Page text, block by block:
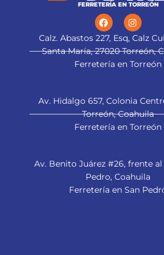
FERRETERÍA EN TORREÓN
Calz. Abastos 227, Esq, Calz
Santa María, 27020 Torreón,
Ferretería en Torreón
Av. Hidalgo 657, Colonia
Torreón, Coahuila
Ferretería en Torreón
Av. Benito Juárez #26, frente al
Pedro, Coahuila
Ferretería en San